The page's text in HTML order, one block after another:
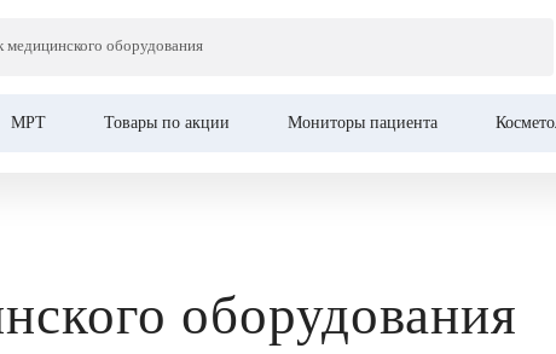
медицинского оборудования
МРТ Товары по акции Мониторы пациента
оборудования